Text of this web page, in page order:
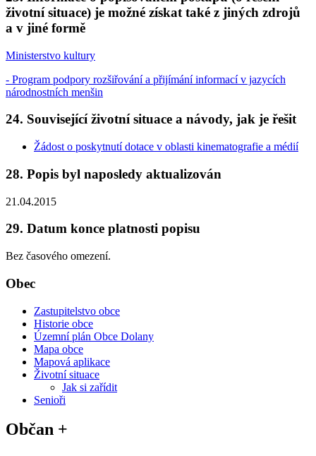
životní situace) je možné získat také z jiných zdrojů
a v jiné formě
Ministerstvo kultury
- Program podpory rozšiřování a přijímání informací v jazycích
národnostních menšin
24. Související životní situace a návody, jak je řešit
Žádost o poskytnutí dotace v oblasti kinematografie a médií
28. Popis byl naposledy aktualizován
21.04.2015
29. Datum konce platnosti popisu
Bez časového omezení.
Obec
Zastupitelstvo obce
Historie obce
Územní plán Obce Dolany
Mapa obce
Mapová aplikace
Životní situace
Jak si zařídit
Senioři
Občan +